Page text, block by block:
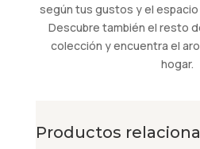
según tus gustos y el
Descubre también el resto
colección y encuentra el
hogar.
Productos